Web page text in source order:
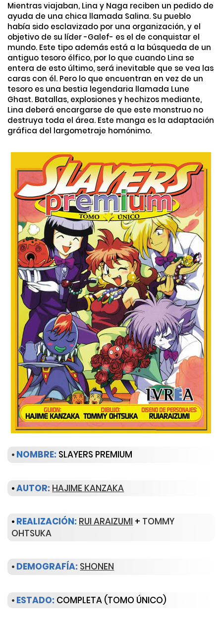
Mientras viajaban, Lina y Naga reciben un pedido de
ayuda de una chica llamada Salina. Su pueblo
había sido esclavizado por una organización, y el
objetivo de su líder -Galef- es el de conquistar el
mundo. Este tipo además está a la búsqueda de un
antiguo tesoro élfico, por lo que cuando Lina se
entera de esto último, será inevitable que se vea las
caras con él. Pero lo que encuentran en vez de un
tesoro es una bestia legendaria llamada Lune
Ghast. Batallas, explosiones y hechizos mediante,
Lina deberá encargarse de que este monstruo no
destruya toda el área. Este manga es la adaptación
gráfica del largometraje homónimo.
• NOMBRE: SLAYERS PREMIUM
•AUTOR: HAJIME KANZAKA
• REALIZACIÓN: RUI ARAIZUMI + TOMMY
OHTSUKA
• DEMOGRAFÍA: SHONEN
• ESTADO: COMPLETA (TOMO ÚNICO)